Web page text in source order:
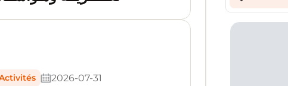
2026-07-31